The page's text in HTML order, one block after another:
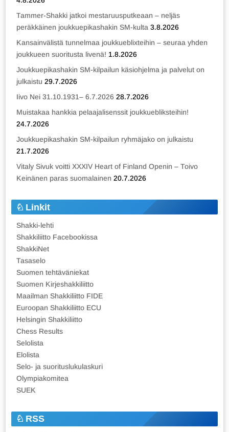
Tammer-Shakki jatkoi mestaruusputkeaan – neljäs
peräkkäinen joukkuepikashakin SM-kulta 3.8.2026
Kansainvälistä tunnelmaa joukkueblixteihin – seuraa yhden
joukkueen suoritusta livenä! 1.8.2026
Joukkuepikashakin SM-kilpailun käsiohjelma ja palvelut on
julkaistu 29.7.2026
Iivo Nei 31.10.1931– 6.7.2026 28.7.2026
Muistakaa hankkia pelaajalisenssit joukkuebliksteihin!
24.7.2026
Joukkuepikashakin SM-kilpailun ryhmäjako on julkaistu
21.7.2026
Vitaly Sivuk voitti XXXIV Heart of Finland Openin – Toivo
Keinänen paras suomalainen 20.7.2026
Linkit
Shakki-lehti
Shakkiliitto Facebookissa
ShakkiNet
Tasaselo
Suomen tehtäväniekat
Suomen Kirjeshakkiliitto
Maailman Shakkiliitto FIDE
Euroopan Shakkiliitto ECU
Helsingin Shakkiliitto
Chess Results
Selolista
Elolista
Selo- ja suorituslukulaskuri
Olympiakomitea
SUEK
RSS